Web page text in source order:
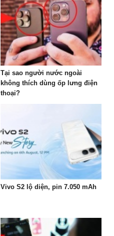
Tại sao người nước ngoài
không thích dùng ốp lưng điện
thoại?
Vivo S2 lộ diện, pin 7.050 mAh